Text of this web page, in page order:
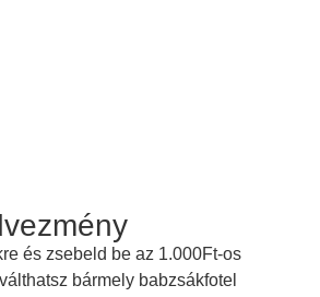
és zsebeld be az 1.000Ft-os
bármely babzsákfotel